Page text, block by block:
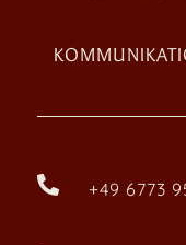
 +49 6773